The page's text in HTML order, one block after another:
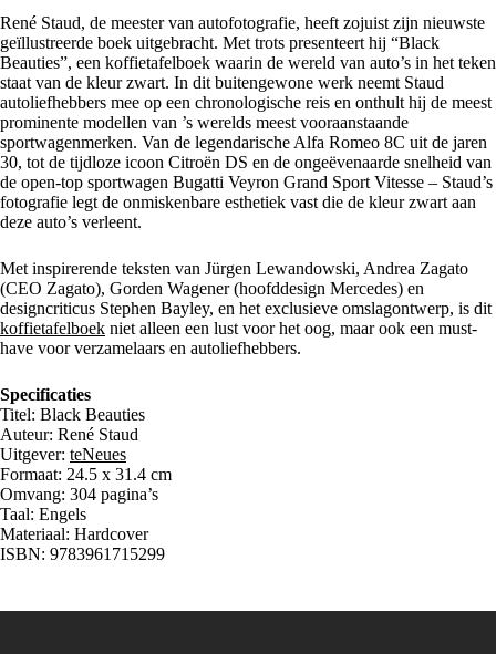
René Staud, de meester van autofotografie, heeft zojuist zijn nieuwste
geïllustreerde boek uitgebracht. Met trots presenteert hij “Black
Beauties”, een koffietafelboek waarin de wereld van auto’s in het teken
staat van de kleur zwart. In dit buitengewone werk neemt Staud
autoliefhebbers mee op een chronologische reis en onthult hij de meest
prominente modellen van ’s werelds meest vooraanstaande
sportwagenmerken. Van de legendarische Alfa Romeo 8C uit de jaren
30, tot de tijdloze icoon Citroën DS en de ongeëvenaarde snelheid van
de open-top sportwagen Bugatti Veyron Grand Sport Vitesse – Staud’s
fotografie legt de onmiskenbare esthetiek vast die de kleur zwart aan
deze auto’s verleent.
Met inspirerende teksten van Jürgen Lewandowski, Andrea Zagato
(CEO Zagato), Gorden Wagener (hoofddesign Mercedes) en
designcriticus Stephen Bayley, en het exclusieve omslagontwerp, is dit
koffietafelboek niet alleen een lust voor het oog, maar ook een must-
have voor verzamelaars en autoliefhebbers.
Specificaties
Titel: Black Beauties
Auteur: René Staud
Uitgever: teNeues
Formaat: 24.5 x 31.4 cm
Omvang: 304 pagina’s
Taal: Engels
Materiaal: Hardcover
ISBN: 9783961715299